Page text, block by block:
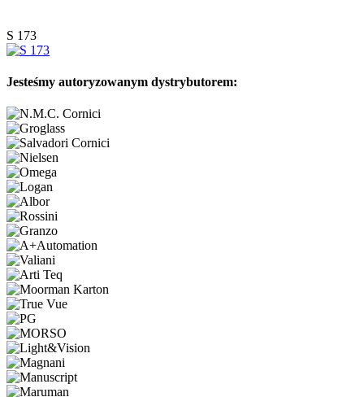
S 173
Jesteśmy autoryzowanym dystrybutorem: